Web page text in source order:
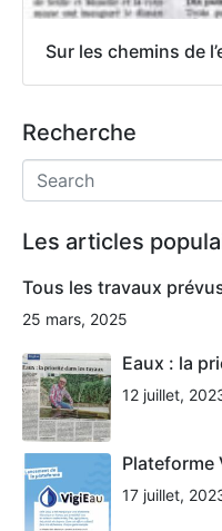
Sur les chemins de
Recherche
Les articles
Tous les travaux
25 mars, 2025
Eaux : la
12 juillet,
Plateforme
17 juillet,